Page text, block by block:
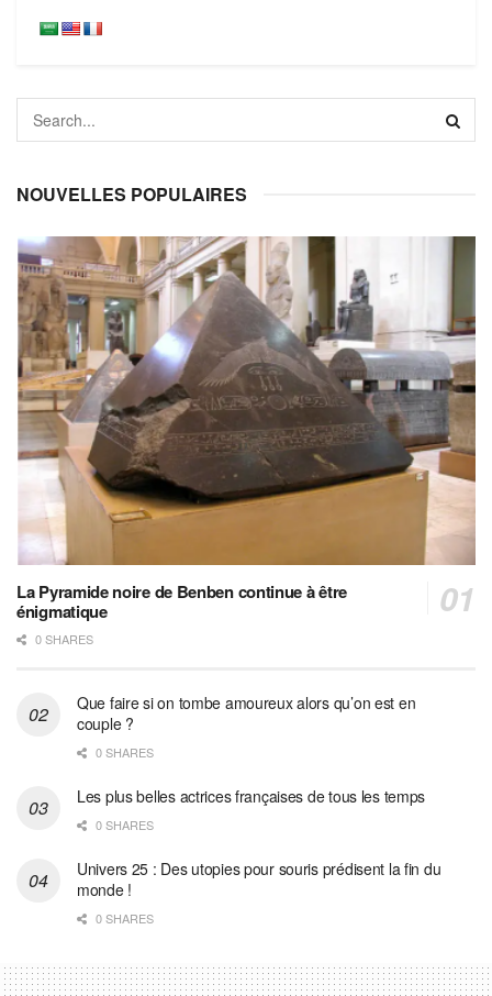
NOUVELLES POPULAIRES
La Pyramide noire de Benben continue à être
énigmatique
0 SHARES
Que faire si on tombe amoureux alors qu’on est en
couple ?
0 SHARES
Les plus belles actrices françaises de tous les temps
0 SHARES
Univers 25 : Des utopies pour souris prédisent la fin du
monde !
0 SHARES